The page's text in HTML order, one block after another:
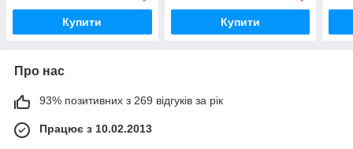
Купити Купити
Про нас
93% позитивних з 269 відгуків за рік
Працює з 10.02.2013